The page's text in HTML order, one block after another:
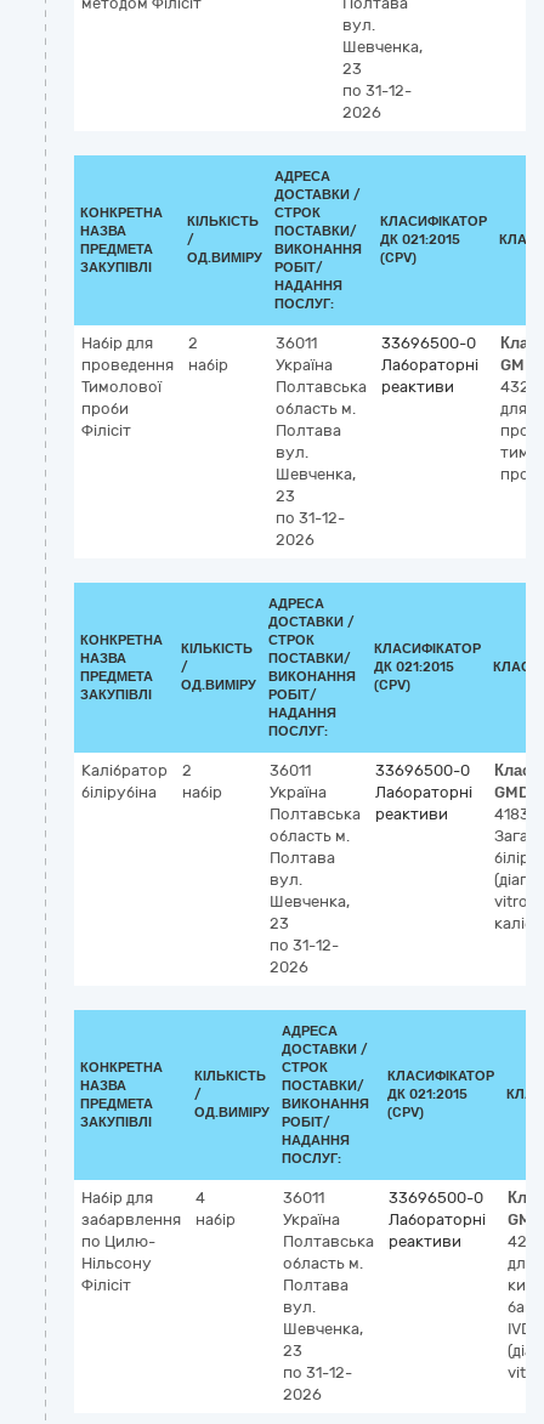
вул.
Шевченка,
23
по 31-12-
2026
КОНКРЕТНА
НАЗВА
ПРЕДМЕТА
ЗАКУПІВЛІ
КІЛЬКІСТЬ
/
ОД.ВИМІРУ
АДРЕСА
ДОСТАВКИ /
СТРОК
ПОСТАВКИ/
ВИКОНАННЯ
РОБІТ/
НАДАННЯ
ПОСЛУГ:
КЛАСИФІКАТОР
ДК 021:2015
(CPV)
Набір для
проведення
Тимолової
проби
Філісіт
2
набір
36011
Україна
Полтавська
область м.
Полтава
вул.
Шевченка,
23
по 31-12-
2026
33696500-0
Лабораторні
реактиви
для
КОНКРЕТНА
НАЗВА
ПРЕДМЕТА
ЗАКУПІВЛІ
КІЛЬКІСТЬ
/
ОД.ВИМІРУ
АДРЕСА
ДОСТАВКИ /
СТРОК
ПОСТАВКИ/
ВИКОНАННЯ
РОБІТ/
НАДАННЯ
ПОСЛУГ:
КЛАСИФІКАТОР
ДК 021:2015
(CPV)
Калібратор
білірубіна
2
набір
36011
Україна
Полтавська
область м.
Полтава
вул.
Шевченка,
23
по 31-12-
2026
33696500-0
Лабораторні
реактиви
41830
vitro),
КОНКРЕТНА
НАЗВА
ПРЕДМЕТА
ЗАКУПІВЛІ
КІЛЬКІСТЬ
/
ОД.ВИМІРУ
АДРЕСА
ДОСТАВКИ /
СТРОК
ПОСТАВКИ/
ВИКОНАННЯ
РОБІТ/
НАДАННЯ
ПОСЛУГ:
КЛАСИФІКАТОР
ДК 021:2015
(CPV)
Набір для
забарвлення
по Цилю-
Нільсону
Філісіт
4
набір
36011
Україна
Полтавська
область м.
Полтава
вул.
Шевченка,
23
по 31-12-
2026
33696500-0
Лабораторні
реактиви
для
IVD
vitro)